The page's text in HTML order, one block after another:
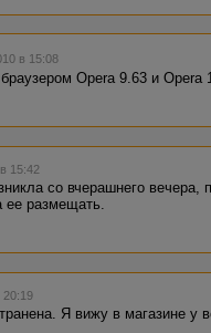
в 15:08
Opera 9.63 и Opera
15:42
со вчерашнего вечера,
размещать.
20:19
Я вижу в магазине у